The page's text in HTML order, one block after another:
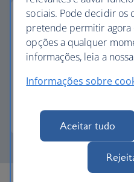
pagamento parcial
Reduza o custo do seu
Saiba mais sobre o
sociais. Pode decidir os
pretende permitir agora
opções a qualquer
informações, leia a
Informações sobre
Aceitar tudo